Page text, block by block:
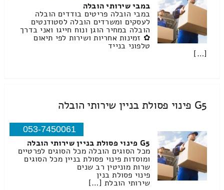
במבי שירותי הובלה
במבי הובלה פריטים בודדים הובלה
לעסקים ומשרדים הובלה לסטודנטים
הובלה במחיר הוגן ונוח חייגו ואני בדרך
✿ זמינות אחריות ושירות לפי תיאום
טלפוני בנייד
[…]
G5 פינוי פסולת בניין שירותי הובלה
053-7450061
G5 פינוי פסולת בניין שירותי הובלה
מכל הסוגים הובלה מכל הסוגים לפרטיים
ומוסדות פינוי פסולת בניין מכל הסוגים
שרות מוניטין רב שנים
פינוי פסולת בנין
שירותי הובלת […]